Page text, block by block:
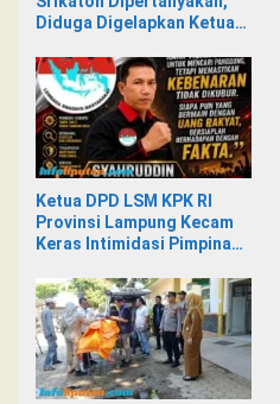
Diduga Digelapkan Ketua
Ketua DPD LSM KPK RI
Provinsi Lampung Kecam
Keras Intimidasi Pimpinan
Kalirejo terhadap Nad